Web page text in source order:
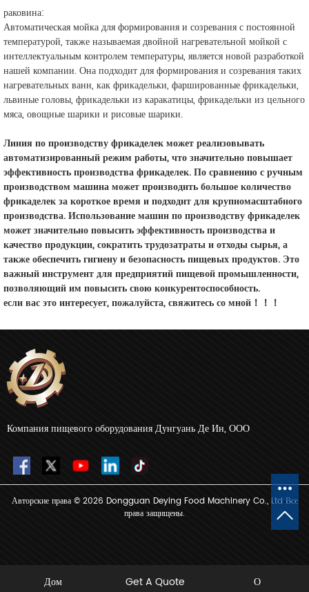
раковина:
Автоматическая мойка для формирования и созревания с постоянной
температурой, также называемая двойной нагревательной мойкой с
интеллектуальным контролем температуры, является новой разработкой
нашей компании. Она подходит для формирования и созревания таких
нагревательных ванн, как фрикадельки, фаршированные фрикадельки,
львиные головы, фрикадельки из каракатицы, фрикадельки из цельного
мяса, овощные шарики и рисовые шарики.
Линия по производству фрикаделек может реализовывать
автоматизированный режим работы, что значительно повышает
эффективность производства фрикаделек. По сравнению с ручным
производством машина может производить большое количество
фрикаделек за короткое время и подходит для крупномасштабного
производства. Использование машин по производству фрикаделек
может значительно повысить эффективность производства и
качество продукции, сократить трудозатраты и отходы сырья, а
также обеспечить гигиену и безопасность пищевых продуктов. Это
важный инструмент для предприятий пищевой промышленности,
позволяющий им повысить свою конкурентоспособность.
если вас это интересует, пожалуйста, свяжитесь со мной！！！
Компания пищевого оборудования Дунгуань Де Ин, ООО
Авторские права © 2026 Dongguan Deying Food Machinery Co., Ltd Все
права защищены.
Дом Get A Quote О